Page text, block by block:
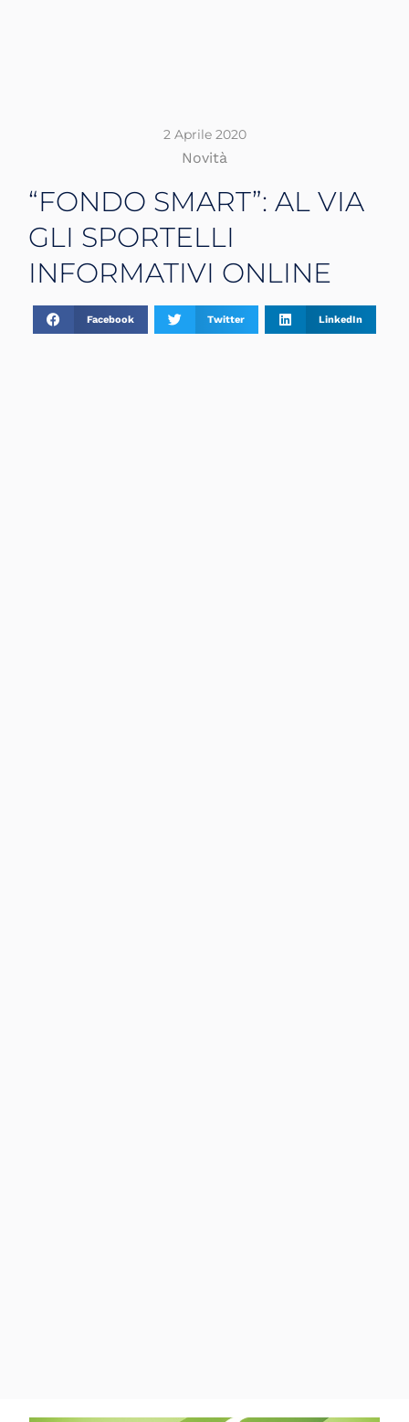
2 Aprile 2020
Novità
“FONDO SMART”: AL VIA
GLI SPORTELLI
INFORMATIVI ONLINE
Facebook Twitter LinkedIn